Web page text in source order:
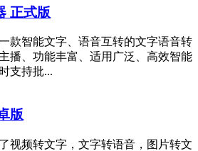
正式版
款智能文字、语音互转的文字语音转
播、功能丰富、适用广泛、高效智能
支持批...
版
视频转文字，文字转语音，图片转文